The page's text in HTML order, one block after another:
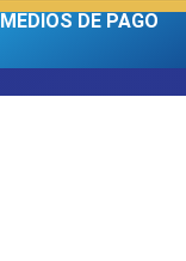
MEDIOS DE PAGO